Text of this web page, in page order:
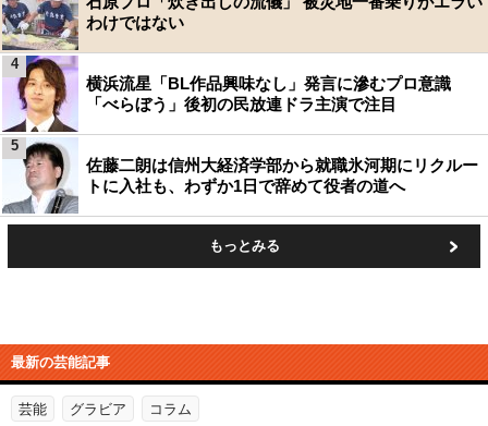
わけではない
横浜流星「BL作品興味なし」発言に滲むプロ意識
「べらぼう」後初の民放連ドラ主演で注目
4
佐藤二朗は信州大経済学部から就職氷河期にリクルー
トに入社も、わずか1日で辞めて役者の道へ
5
もっとみる
最新の芸能記事
芸能 グラビア コラム